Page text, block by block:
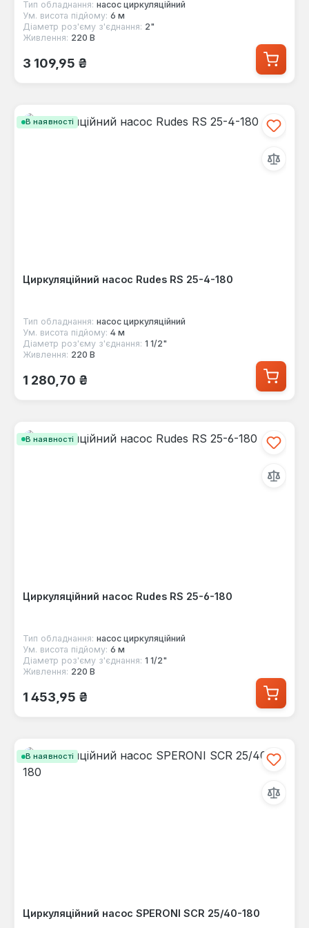
Тип обладнання: насос циркуляційний
Ум. висота підйому: 6 м
Діаметр роз'єму з'єднання: 2"
Живлення: 220 В
Звичайна ціна:
3 109,95 ₴
В наявності
Циркуляційний насос Rudes RS 25-4-180
Тип обладнання: насос циркуляційний
Ум. висота підйому: 4 м
Діаметр роз'єму з'єднання: 1 1/2"
Живлення: 220 В
Звичайна ціна:
1 280,70 ₴
В наявності
Циркуляційний насос Rudes RS 25-6-180
Тип обладнання: насос циркуляційний
Ум. висота підйому: 6 м
Діаметр роз'єму з'єднання: 1 1/2"
Живлення: 220 В
Звичайна ціна:
1 453,95 ₴
В наявності
Циркуляційний насос SPERONI SCR 25/40-180